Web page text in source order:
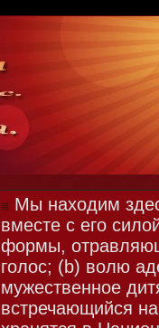
Мы находим
вместе с его
формы,
голос; (b) волю
мужественное
встречающийся